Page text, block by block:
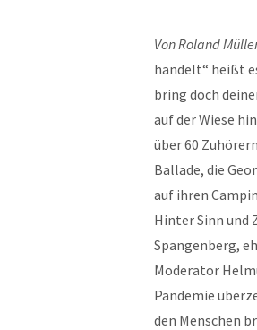
Von Roland
handelt“ heißt
bring doch
auf der Wiese
über 60
Ballade, die
auf ihren
Hinter Sinn und
Spangenberg,
Moderator
Pandemie
den Menschen